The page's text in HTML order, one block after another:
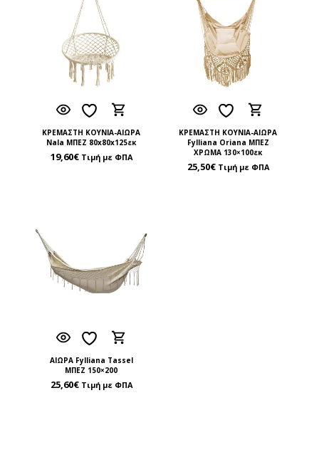
ΚΡΕΜΑΣΤΗ ΚΟΥΝΙΑ-ΑΙΩΡΑ
Nala ΜΠΕΖ 80x80x125εκ
19,60€ Τιμή με ΦΠΑ
ΚΡΕΜΑΣΤΗ ΚΟΥΝΙΑ-ΑΙΩΡΑ
Fylliana Oriana ΜΠΕΖ
ΧΡΩΜΑ 130×100εκ
25,50€ Τιμή με ΦΠΑ
ΑΙΩΡΑ Fylliana Tassel
ΜΠΕΖ 150×200
25,60€ Τιμή με ΦΠΑ